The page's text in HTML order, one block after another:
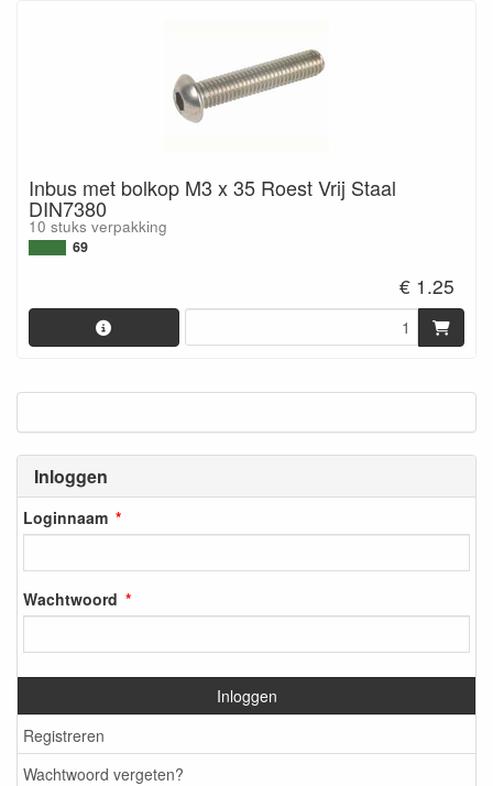
Inloggen
Loginnaam
Wachtwoord
Inloggen
Registreren
Wachtwoord vergeten?
Inbus met bolkop M3 x 35 Roest Vrij Staal
DIN7380
10 stuks verpakking
69
€ 1.25